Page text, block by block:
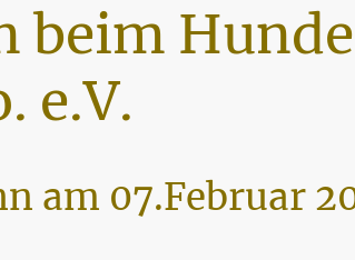
beim
e.V.
am 07.Februar